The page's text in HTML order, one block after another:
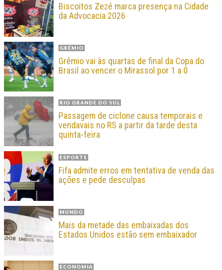
Biscoitos Zezé marca presença na Cidade
da Advocacia 2026
GRÊMIO
Grêmio vai às quartas de final da Copa do
Brasil ao vencer o Mirassol por 1 a 0
RIO GRANDE DO SUL
Passagem de ciclone causa temporais e
vendavais no RS a partir da tarde desta
quinta-feira
ESPORTE
Fifa admite erros em tentativa de venda das
ações e pede desculpas
MUNDO
Mais da metade das embaixadas dos
Estados Unidos estão sem embaixador
ECONOMIA